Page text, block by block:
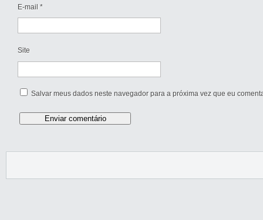
E-mail *
Site
Salvar meus dados neste navegador para a próxima vez que eu